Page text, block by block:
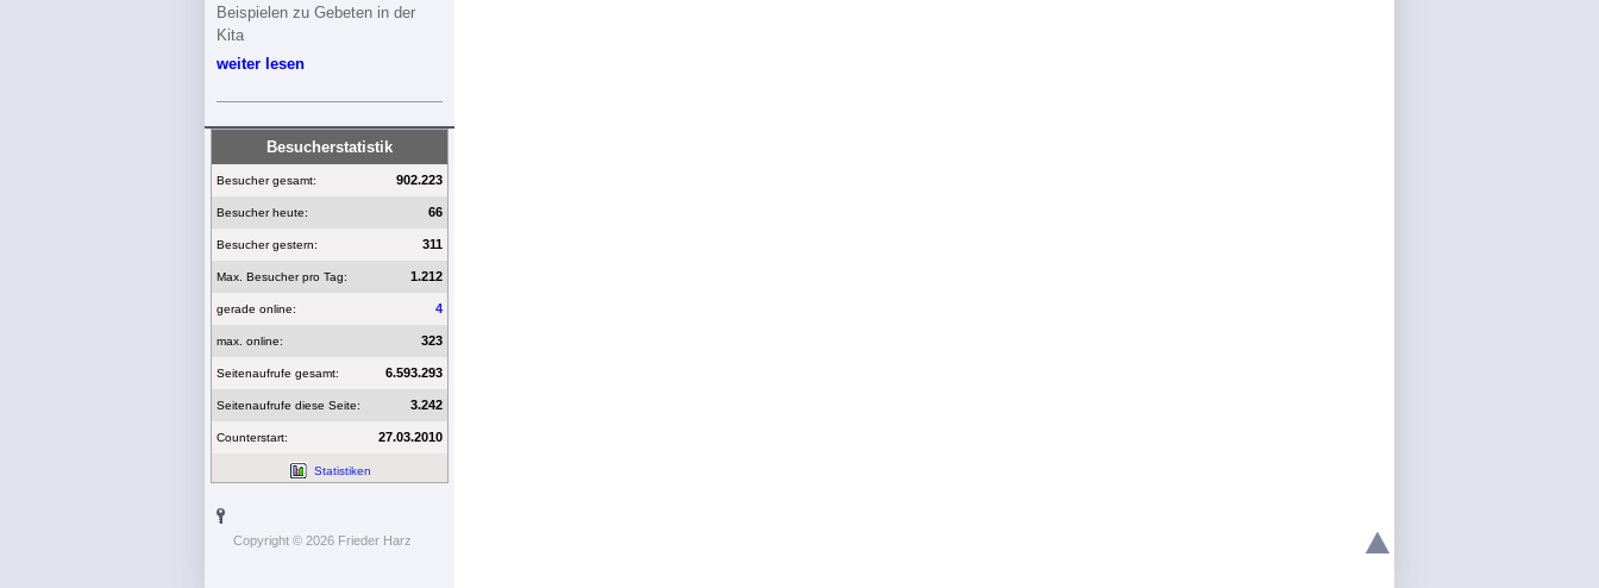
Beispielen zu Gebeten in der
Kita
weiter lesen
Besucherstatistik
Besucher gesamt: 902.223
Besucher heute: 66
Besucher gestern: 311
Max. Besucher pro Tag: 1.212
gerade online: 4
max. online: 323
Seitenaufrufe gesamt: 6.593.293
Seitenaufrufe diese Seite: 3.242
Counterstart: 27.03.2010
Statistiken
Copyright © 2026 Frieder Harz